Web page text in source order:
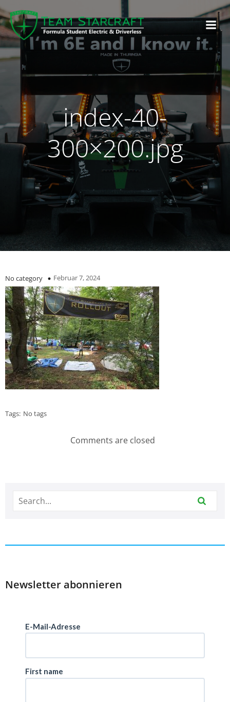
index-40-
300×200.jpg
No category Februar 7, 2024
Tags: No tags
Comments are closed
Newsletter abonnieren